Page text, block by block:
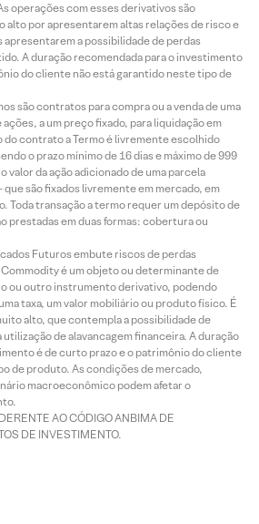
operações com esses derivativos são
alto por apresentarem altas relações de risco e
a possibilidade de perdas
A duração recomendada para o investimento
do cliente não está garantido neste tipo de
são contratos para compra ou a venda de uma
a um preço fixado, para liquidação em
do contrato a Termo é livremente escolhido
o prazo mínimo de 16 dias e máximo de 999
valor da ação adicionado de uma parcela
são fixados livremente em mercado, em
Toda transação a termo requer um depósito de
prestadas em duas formas: cobertura ou
Futuros embute riscos de perdas
é um objeto ou determinante de
ou outro instrumento derivativo, podendo
taxa, um valor mobiliário ou produto físico. É
alto, que contempla a possibilidade de
de alavancagem financeira. A duração
é de curto prazo e o patrimônio do cliente
de produto. As condições de mercado,
macroeconômico podem afetar o
AO CÓDIGO ANBIMA DE
DE INVESTIMENTO.